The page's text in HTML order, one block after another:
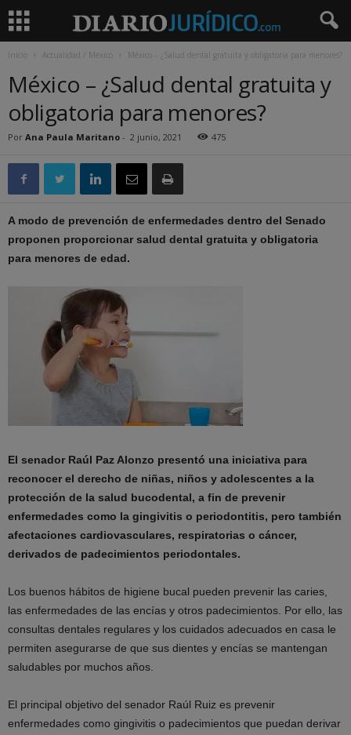
Inicio Actualidad / México México – ¿Salud dental gratuita y obligatoria para menores?
México – ¿Salud dental gratuita y
obligatoria para menores?
Por Ana Paula Maritano - 2 junio, 2021 475
A modo de prevención de enfermedades dentro del Senado
proponen proporcionar salud dental gratuita y obligatoria
para menores de edad.
El senador Raúl Paz Alonzo presentó una iniciativa para
reconocer el derecho de niñas, niños y adolescentes a la
protección de la salud bucodental, a fin de prevenir
enfermedades como la gingivitis o periodontitis, pero también
afectaciones cardiovasculares, respiratorias o cáncer,
derivados de padecimientos periodontales.
Los buenos hábitos de higiene bucal pueden prevenir las caries,
las enfermedades de las encías y otros padecimientos. Por ello, las
consultas dentales regulares y los cuidados adecuados en casa le
permiten asegurarse de que sus dientes y encías se mantengan
saludables por muchos años.
El principal objetivo del senador Raúl Ruiz es prevenir
enfermedades como gingivitis o padecimientos que puedan derivar